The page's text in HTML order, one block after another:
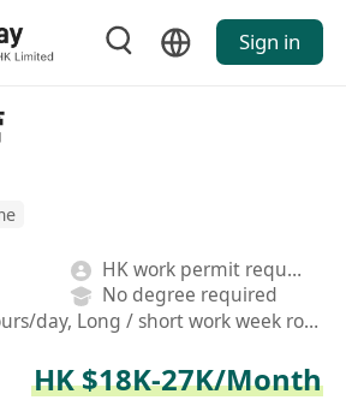
Sign in
HK work permit required
No degree required
More than 8 hours/day, Long / short work week rotation, On-site,Fixed
HK $18K-27K/Month